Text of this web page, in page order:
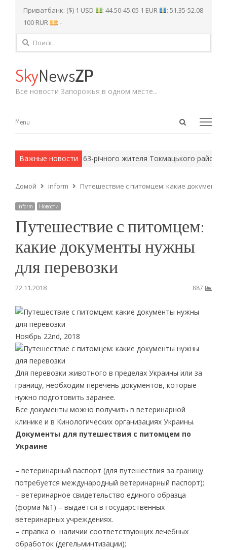
Приватбанк: ($) 1 USD : 44.50-45.05 1 EUR
: 51.35-52.08
100 RUR
: -
Найти:
SkyNewsZP
Все новости Запорожья в одном месте...
Open
Menu
Menu
Важные новости
звинуватили 63-річного жителя Токмацького району в
Домой inform Путешествие с питомцем: какие документы
inform Новости
Путешествие с питомцем:
какие документы нужны
для перевозки
22.11.2018 887
Ноябрь 22nd, 2018
Для перевозки животного в пределах Украины или за
границу, необходим перечень документов, которые
нужно подготовить заранее.
Все документы можно получить в ветеринарной
клинике и в Кинологических организациях Украины.
Документы для путешествия с питомцем по
Украине
– ветеринарный паспорт (для путешествия за границу
потребуется международный ветеринарный паспорт);
– ветеринарное свидетельство единого образца
(форма №1) – выдаётся в государственных
ветеринарных учреждениях.
– справка о наличии соответствующих лечебных
обработок (дегельминтизации);